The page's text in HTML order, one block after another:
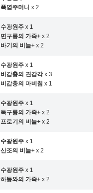
폭염주머니 x 2
수광원주 x 1
면구룡의 가죽+ x 2
바기의 비늘+ x 2
수광원주 x 1
비갑충의 견갑각x 3
비갑충의 마비침 x 1
수광원주 x 1
독구룡의 가죽+ x 2
프로기의 비늘+ x 2
수광원주 x 1
산조의 비늘+ x 2
수광원주 x 1
하동와의 가죽+ x 2